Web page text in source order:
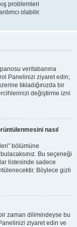
problemleri
olabilir.
panosu veritabanına
Panelinizi ziyaret edin;
tıkladığınızda bir
değiştirme izni
nasıl
bölümüne
Bu seçeneği
listesinde sadece
Böylece gizli
zaman dilimindeyse bu
ziyaret edin ve